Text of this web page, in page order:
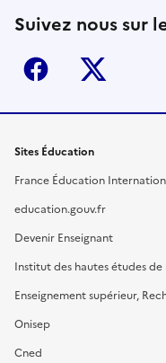
Suivez nous sur
Facebook
Sites Éducation
France Éducation
education.gouv.fr
Devenir Enseignant
Institut des hautes études
Enseignement supérieur,
Onisep
Cned